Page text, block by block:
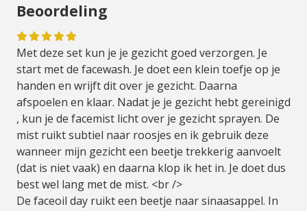
verzorgingsroutine kan bepalend zijn voor de
werking van het product. Dit product van Loveli
gebruik je in deze volgorde:
Facewash
Facemist
Serum
Face oil voor overdag end e Face Oil Night voor in
de nacht
Product met SPF ( in de ochtend)
Duurzaamheid
Beoordeling
Met deze set kun je je gezicht goed verzorgen. Je
start met de facewash. Je doet een klein toefje op je
handen en wrijft dit over je gezicht. Daarna
afspoelen en klaar. Nadat je je gezicht hebt gereinigd
, kun je de facemist licht over je gezicht sprayen. De
mist ruikt subtiel naar roosjes en ik gebruik deze
wanneer mijn gezicht een beetje trekkerig aanvoelt
(dat is niet vaak) en daarna klop ik het in. Je doet dus
best wel lang met de mist. <br />
De faceoil day ruikt een beetje naar sinaasappel. In